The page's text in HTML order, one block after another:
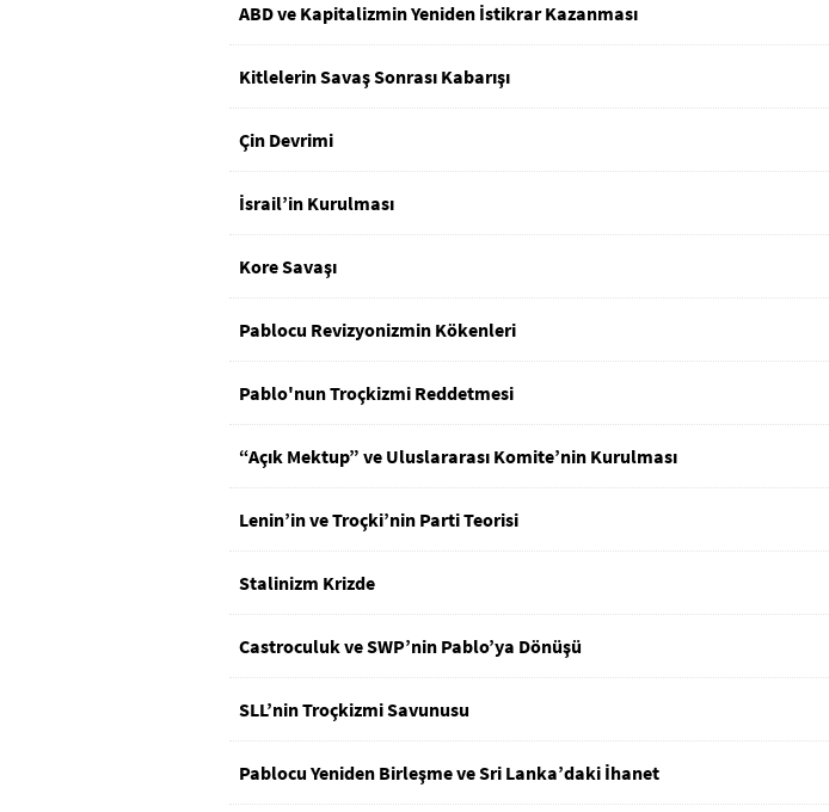
ABD ve Kapitalizmin Yeniden İstikrar Kazanması
Kitlelerin Savaş Sonrası Kabarışı
Çin Devrimi
İsrail’in Kurulması
Kore Savaşı
Pablocu Revizyonizmin Kökenleri
Pablo'nun Troçkizmi Reddetmesi
“Açık Mektup” ve Uluslararası Komite’nin Kurulması
Lenin’in ve Troçki’nin Parti Teorisi
Stalinizm Krizde
Castroculuk ve SWP’nin Pablo’ya Dönüşü
SLL’nin Troçkizmi Savunusu
Pablocu Yeniden Birleşme ve Sri Lanka’daki İhanet